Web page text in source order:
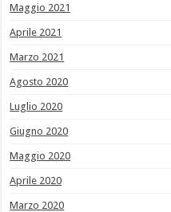
Maggio 2021
Aprile 2021
Marzo 2021
Agosto 2020
Luglio 2020
Giugno 2020
Maggio 2020
Aprile 2020
Marzo 2020